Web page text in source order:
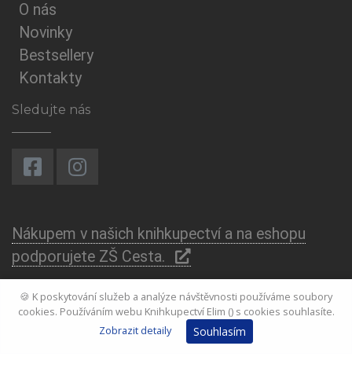
O nás
Novinky
Bestsellery
Kontakty
Sledujte nás
Nákupem v našich knihkupectví a na eshopu
podporujete ZŠ Cesta.
Michal Kašpárek
🍪 K poskytování služeb a analýze návštěvnosti používáme soubory
cookies. Používáním webu Knihkupectví Elim () s cookies souhlasíte.
Zobrazit detaily
Souhlasím